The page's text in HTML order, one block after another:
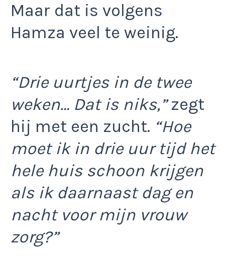
Maar dat is volgens
Hamza veel te weinig.
“Drie uurtjes in de twee
weken… Dat is niks,”zegt
hij met een zucht. “Hoe
moet ik in drie uur tijd het
hele huis schoon krijgen
als ik daarnaast dag en
nacht voor mijn vrouw
zorg?”